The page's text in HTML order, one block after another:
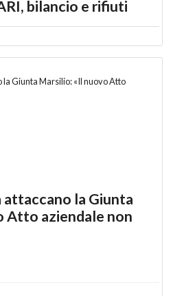
bilancio e rifiuti
la Giunta
Atto aziendale non